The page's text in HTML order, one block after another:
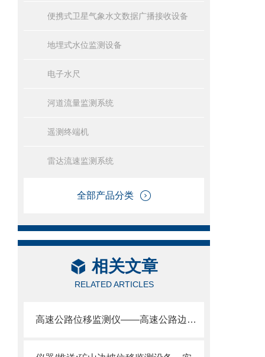
便携式卫星气象水文数据广播接收设备
地埋式水位监测设备
电子水尺
河道流量监测系统
遥测终端机
雷达流速监测系统
全部产品分类
相关文章
RELATED ARTICLES
高速公路位移监测仪——高速公路边坡位移监测解决方案